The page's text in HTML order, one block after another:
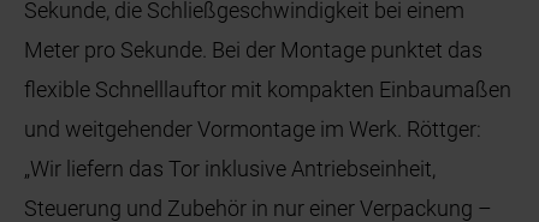
Sekunde, die Schließgeschwindigkeit bei einem
Meter pro Sekunde. Bei der Montage punktet das
flexible Schnelllauftor mit kompakten Einbaumaßen
und weitgehender Vormontage im Werk. Röttger:
„Wir liefern das Tor inklusive Antriebseinheit,
Steuerung und Zubehör in nur einer Verpackung –